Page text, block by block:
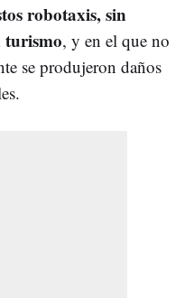
robotaxis, sin
turismo, y en el que no
se produjeron daños